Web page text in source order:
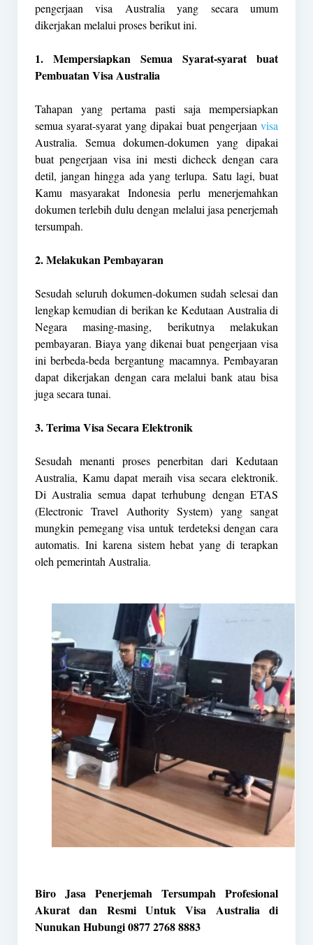
pengerjaan visa Australia yang secara umum
dikerjakan melalui proses berikut ini.
1. Mempersiapkan Semua Syarat-syarat buat
Pembuatan Visa Australia
Tahapan yang pertama pasti saja mempersiapkan
semua syarat-syarat yang dipakai buat pengerjaanvisa
Australia. Semua dokumen-dokumen yang dipakai
buat pengerjaan visa ini mesti dicheck dengan cara
detil, jangan hingga ada yang terlupa. Satu lagi, buat
Kamu masyarakat Indonesia perlu menerjemahkan
dokumen terlebih dulu dengan melalui jasa penerjemah
tersumpah.
2. Melakukan Pembayaran
Sesudah seluruh dokumen-dokumen sudah selesai dan
lengkap kemudian di berikan ke Kedutaan Australia di
Negara masing-masing, berikutnya melakukan
pembayaran. Biaya yang dikenai buat pengerjaan visa
ini berbeda-beda bergantung macamnya. Pembayaran
dapat dikerjakan dengan cara melalui bank atau bisa
juga secara tunai.
3. Terima Visa Secara Elektronik
Sesudah menanti proses penerbitan dari Kedutaan
Australia, Kamu dapat meraih visa secara elektronik.
Di Australia semua dapat terhubung dengan ETAS
(Electronic Travel Authority System) yang sangat
mungkin pemegang visa untuk terdeteksi dengan cara
automatis. Ini karena sistem hebat yang di terapkan
oleh pemerintah Australia.
Biro Jasa Penerjemah Tersumpah Profesional
Akurat dan Resmi Untuk Visa Australia di
Nunukan Hubungi 0877 2768 8883